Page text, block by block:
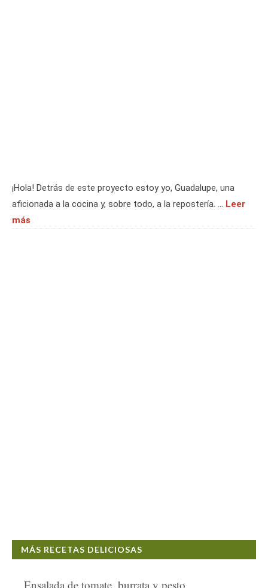
¡Hola! Detrás de este proyecto estoy yo, Guadalupe, una
aficionada a la cocina y, sobre todo, a la repostería. … Leer
más
MÁS RECETAS DELICIOSAS
Ensalada de tomate, burrata y pesto